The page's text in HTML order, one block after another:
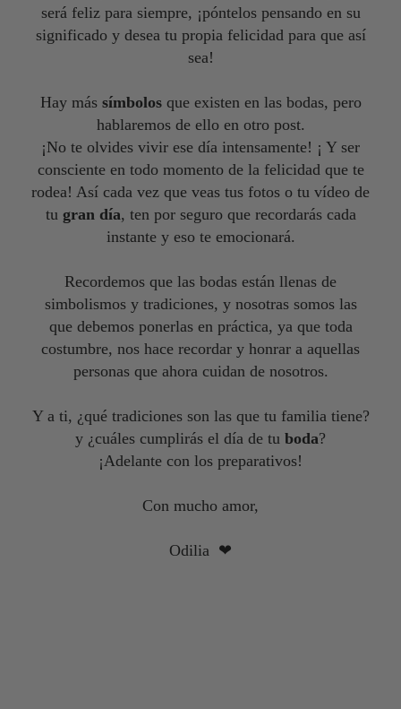
será feliz para siempre, ¡póntelos pensando en su
significado y desea tu propia felicidad para que así
sea!
Hay más símbolos que existen en las bodas, pero
hablaremos de ello en otro post.
¡No te olvides vivir ese día intensamente! ¡ Y ser
consciente en todo momento de la felicidad que te
rodea! Así cada vez que veas tus fotos o tu vídeo de
tu gran día, ten por seguro que recordarás cada
instante y eso te emocionará.
Recordemos que las bodas están llenas de
simbolismos y tradiciones, y nosotras somos las
que debemos ponerlas en práctica, ya que toda
costumbre, nos hace recordar y honrar a aquellas
personas que ahora cuidan de nosotros.
Y a ti, ¿qué tradiciones son las que tu familia tiene?
y ¿cuáles cumplirás el día de tu boda?
¡Adelante con los preparativos!
Con mucho amor,
Odilia ❤